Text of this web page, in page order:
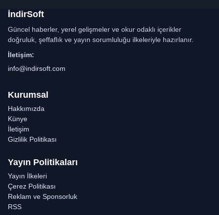
İndirSoft
Güncel haberler, yerel gelişmeler ve okur odaklı içerikler
doğruluk, şeffaflık ve yayın sorumluluğu ilkeleriyle hazırlanır.
İletişim:
info@indirsoft.com
Kurumsal
Hakkımızda
Künye
İletişim
Gizlilik Politikası
Yayın Politikaları
Yayın İlkeleri
Çerez Politikası
Reklam ve Sponsorluk
RSS